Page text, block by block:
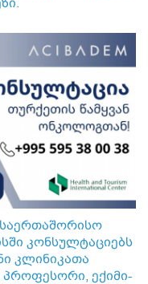
კონსულტაციებს
კლინიკათა
პროფესორი, ექიმი-